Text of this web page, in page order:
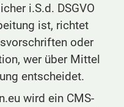
i.S.d. DSGVO
ist, richtet
oder
wer über Mittel
entscheidet.
wird ein CMS-